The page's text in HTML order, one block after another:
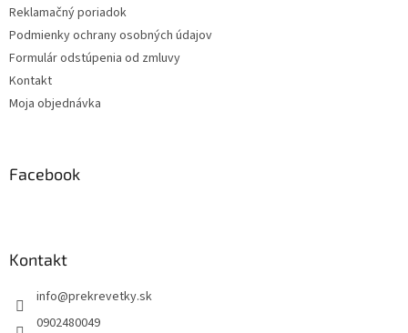
Reklamačný poriadok
Podmienky ochrany osobných údajov
Formulár odstúpenia od zmluvy
Kontakt
Moja objednávka
Facebook
Kontakt
info@prekrevetky.sk
0902480049